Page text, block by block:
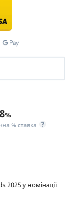
%
% ставка
2025 у номінації